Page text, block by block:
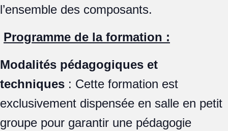
l’ensemble des composants.
Programme de la formation :
Modalités pédagogiques et
techniques : Cette formation est
exclusivement dispensée en salle en petit
groupe pour garantir une pédagogie